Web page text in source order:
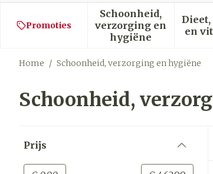
Promoties
Schoonheid,
verzorging en
hygiëne
Toon submenu
en
Home / Schoonheid, verzorging en hygiëne
Schoonheid,
Prijs